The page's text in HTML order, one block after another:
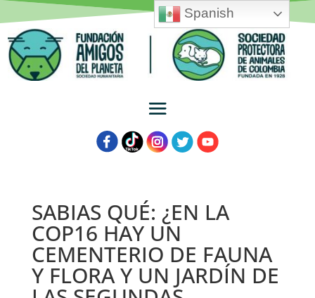
SABIAS QUÉ: ¿EN LA
COP16 HAY UN
CEMENTERIO DE FAUNA
Y FLORA Y UN JARDÍN DE
Spanish